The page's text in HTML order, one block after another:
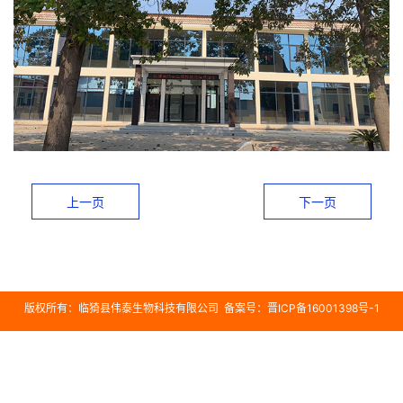
上一页 下一页
版权所有：临猗县伟泰生物科技有限公司 备案号：晋ICP备16001398号-1